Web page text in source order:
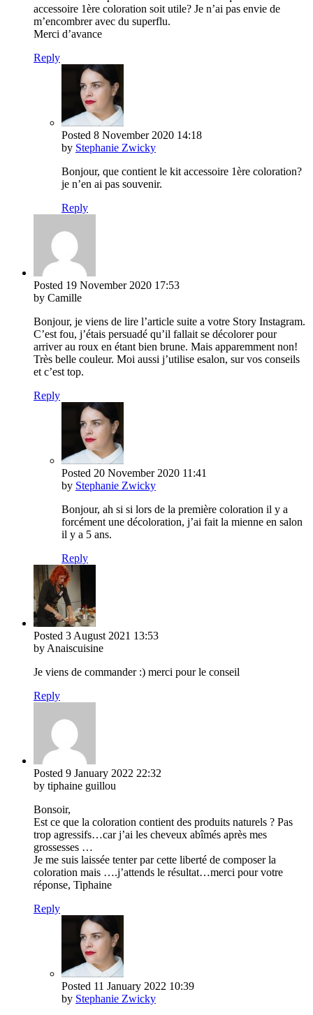
accessoire 1ère coloration soit utile? Je n’ai pas envie de
m’encombrer avec du superflu.
Merci d’avance
Reply
Posted 8 November 2020 14:18
by Stephanie Zwicky
Bonjour, que contient le kit accessoire 1ère coloration?
je n’en ai pas souvenir.
Reply
Posted 19 November 2020 17:53
by Camille
Bonjour, je viens de lire l’article suite a votre Story Instagram.
C’est fou, j’étais persuadé qu’il fallait se décolorer pour
arriver au roux en étant bien brune. Mais apparemment non!
Très belle couleur. Moi aussi j’utilise esalon, sur vos conseils
et c’est top.
Reply
Posted 20 November 2020 11:41
by Stephanie Zwicky
Bonjour, ah si si lors de la première coloration il y a
forcément une décoloration, j’ai fait la mienne en salon
il y a 5 ans.
Reply
Posted 3 August 2021 13:53
by Anaiscuisine
Je viens de commander :) merci pour le conseil
Reply
Posted 9 January 2022 22:32
by tiphaine guillou
Bonsoir,
Est ce que la coloration contient des produits naturels ? Pas
trop agressifs…car j’ai les cheveux abîmés après mes
grossesses …
Je me suis laissée tenter par cette liberté de composer la
coloration mais ….j’attends le résultat…merci pour votre
réponse, Tiphaine
Reply
Posted 11 January 2022 10:39
by Stephanie Zwicky